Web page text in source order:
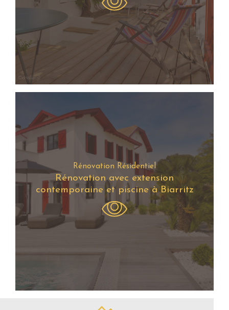
Rénovation Résidentiel
Rénovation avec extension
contemporaine et piscine à Biarritz